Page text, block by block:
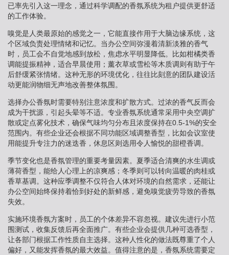
已率先引入这一理念，通过科学调配的香氛系统为租户提供更舒适
的工作体验。
嗅觉是人类最原始的感觉之一，它能直接作用于大脑边缘系统，这
个区域负责处理情绪和记忆。当办公空间弥漫着清新淡雅的香气
时，员工会不自觉地感到放松，焦虑水平明显降低。比如柑橘类香
调能提振精神，适合早晨使用；薰衣草或雪松等木质调则有助于午
后舒缓紧张情绪。这种无形的环境优化，往往比刻意的团队建设活
动更能润物细无声地改善整体氛围。
选择办公香氛时需要特别注意浓度和扩散方式。过浓的香气反而会
成为干扰源，引起头晕等不适。专业香氛系统通常采用中央空调扩
散或定点雾化技术，确保气味均匀分布且浓度保持在0.5-1%的安全
范围内。有些企业还会根据不同功能区域调整香型，比如会议室使
用能提升专注力的迷迭香，休息区则选用令人愉悦的甜橙香调。
季节变化也是香氛管理的重要考量因素。夏季适合清爽的水生调或
薄荷香型，能给人心理上的凉爽感；冬季则可以转向温暖的肉桂或
香草基调。这种应季调整不仅符合人体对环境的自然需求，还能让
办公空间始终保持着恰到好处的新鲜感，避免嗅觉疲劳导致的香氛
失效。
实施环境香氛方案时，员工的个体差异不容忽视。建议先进行小范
围测试，收集反馈后再全面推广。有些企业会提供几种可选香型，
让各部门根据工作性质自主选择。这种人性化的做法既尊重了个人
偏好，又能发挥香氛的最大效益。值得注意的是，香氛系统需要定